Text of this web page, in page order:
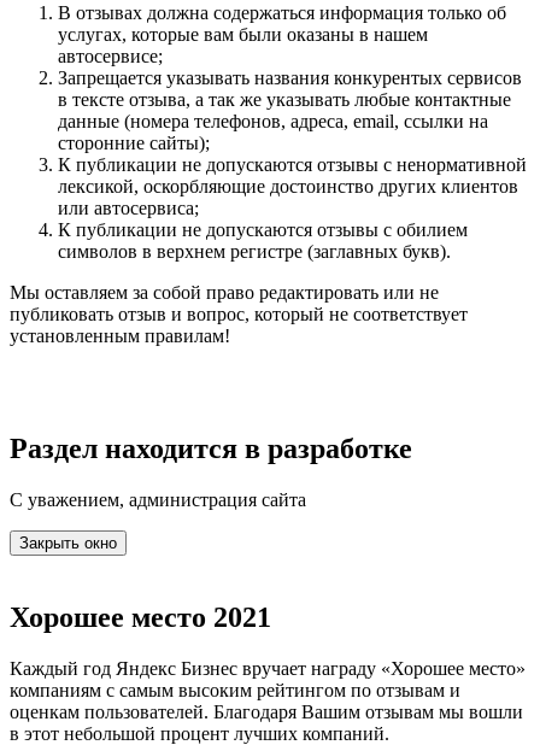
В отзывах должна содержаться информация только об
услугах, которые вам были оказаны в нашем
автосервисе;
Запрещается указывать названия конкурентых сервисов
в тексте отзыва, а так же указывать любые контактные
данные (номера телефонов, адреса, email, ссылки на
сторонние сайты);
К публикации не допускаются отзывы с ненормативной
лексикой, оскорбляющие достоинство других клиентов
или автосервиса;
К публикации не допускаются отзывы с обилием
символов в верхнем регистре (заглавных букв).
Мы оставляем за собой право редактировать или не
публиковать отзыв и вопрос, который не соответствует
установленным правилам!
Раздел находится в разработке
С уважением, администрация сайта
Закрыть окно
Хорошее место 2021
Каждый год Яндекс Бизнес вручает награду «Хорошее место»
компаниям с самым высоким рейтингом по отзывам и
оценкам пользователей. Благодаря Вашим отзывам мы вошли
в этот небольшой процент лучших компаний.